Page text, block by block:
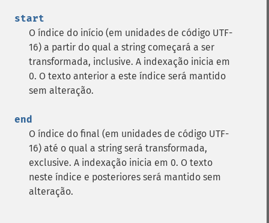
start
O índice do início (em unidades de código UTF-
16) a partir do qual a string começará a ser
transformada, inclusive. A indexação inicia em
0. O texto anterior a este índice será mantido
sem alteração.
end
O índice do final (em unidades de código UTF-
16) até o qual a string será transformada,
exclusive. A indexação inicia em 0. O texto
neste índice e posteriores será mantido sem
alteração.